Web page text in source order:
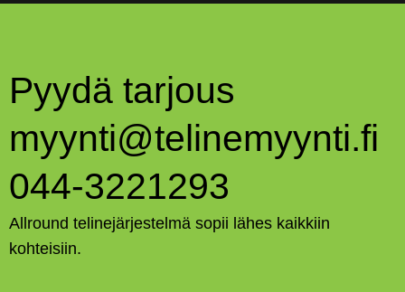
Pyydä tarjous
myynti@telinemyynti.fi
044-3221293
Allround telinejärjestelmä sopii lähes kaikkiin
kohteisiin.